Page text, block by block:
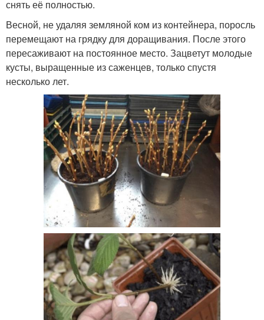
снять её полностью.
Весной, не удаляя земляной ком из контейнера, поросль
перемещают на грядку для доращивания. После этого
пересаживают на постоянное место. Зацветут молодые
кусты, выращенные из саженцев, только спустя
несколько лет.